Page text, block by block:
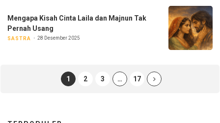
Mengapa Kisah Cinta Laila dan Majnun Tak
Pernah Usang
SASTRA 28 Desember 2025
1 2 3 … 17